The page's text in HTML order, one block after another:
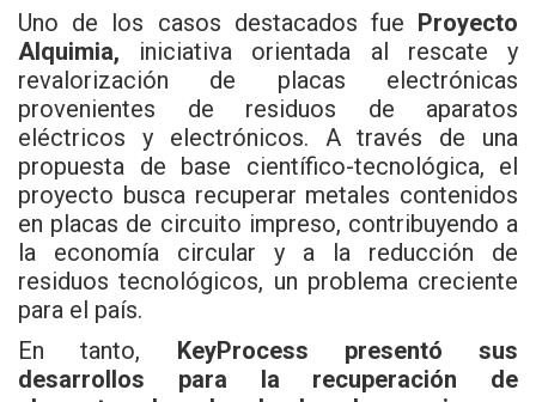
Uno de los casos destacados fue Proyecto
Alquimia, iniciativa orientada al rescate y
revalorización de placas electrónicas
provenientes de residuos de aparatos
eléctricos y electrónicos. A través de una
propuesta de base científico-tecnológica, el
proyecto busca recuperar metales contenidos
en placas de circuito impreso, contribuyendo a
la economía circular y a la reducción de
residuos tecnológicos, un problema creciente
para el país.
En tanto, KeyProcess presentó sus
desarrollos para la recuperación de